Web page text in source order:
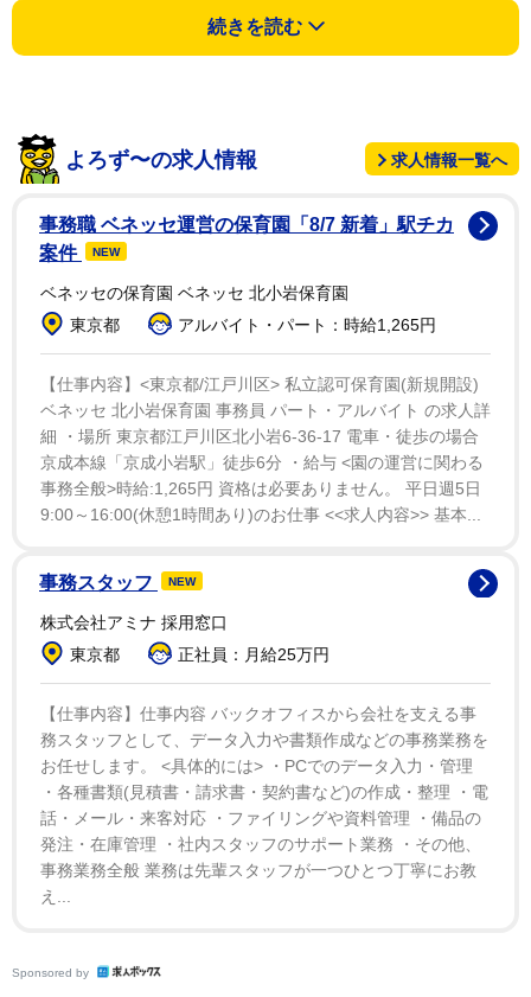
ックすることにハマってます」と母子の日常を明かし
た。永島アナはハッシュタグをつけて
永島アナは1991年11月23日生まれ、兵庫県神戸市出
身。関西学院大卒。在学中「ミスキャンパス関西学院
2011」でグランプリに輝いた。2014年にフジテレビ入
社。21年に同局のディレクターと3年半の交際を経て結
婚し、24年1月に第1子長女を出産。25年に退社した。
続きを読む
よろず〜の求人情報 求人情報一覧へ
事務職 ベネッセ運営の保育園「8/7 新着」駅チカ
案件
NEW
ベネッセの保育園 ベネッセ 北小岩保育園
東京都
アルバイト・パート：時給1,265円
【仕事内容】<東京都/江戸川区> 私立認可保育園(新規開設)
ベネッセ 北小岩保育園 事務員 パート・アルバイト の求人詳
細 ・場所 東京都江戸川区北小岩6-36-17 電車・徒歩の場合
京成本線「京成小岩駅」徒歩6分 ・給与 <園の運営に関わる
事務全般>時給:1,265円 資格は必要ありません。 平日週5日
9:00～16:00(休憩1時間あり)のお仕事 <<求人内容>> 基本...
事務スタッフ NEW
株式会社アミナ 採用窓口
東京都
正社員：月給25万円
【仕事内容】仕事内容 バックオフィスから会社を支える事
務スタッフとして、データ入力や書類作成などの事務業務を
お任せします。 <具体的には> ・PCでのデータ入力・管理
・各種書類(見積書・請求書・契約書など)の作成・整理 ・電
話・メール・来客対応 ・ファイリングや資料管理 ・備品の
発注・在庫管理 ・社内スタッフのサポート業務 ・その他、
事務業務全般 業務は先輩スタッフが一つひとつ丁寧にお教
え...
Sponsored by